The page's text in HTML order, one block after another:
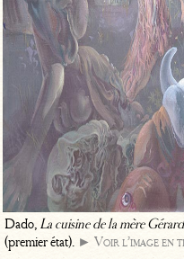
Dado, La cuisine de la mère Gérard
(premier état). ► Voir l’image en